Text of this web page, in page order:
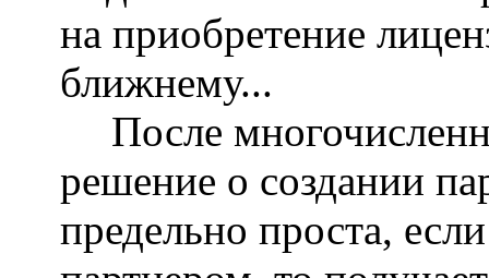
на приобретение
ближнему...
После
решение о создании
предельно проста,